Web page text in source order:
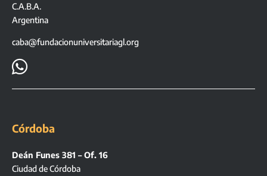
C.A.B.A.
Argentina
caba@fundacionuniversitariagl.org

Córdoba
Deán Funes 381 – Of. 16
Ciudad de Córdoba